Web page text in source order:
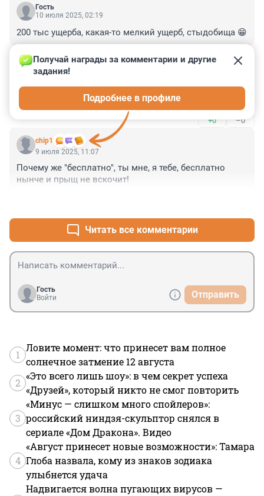
Гость
10 июля 2025, 02:19
200 тыс ущерба, какая-то мелкий ущерб, стыдобища 😁
–0
Гость
Утратил доверие
+0 –0
chip1
Получай награды за комментарии и другие
задания!
Подробнее в профиле
9 июля 2025, 11:07
Почему же "бесплатно", ты мне, я тебе, бесплатно
нынче и прыщ не вскочит!
Читать все комментарии
Гость
Войти
Отправить
1
Ловите момент: что принесет вам полное
солнечное затмение 12 августа
2
«Это всего лишь шоу»: в чем секрет успеха
«Друзей», который никто не смог повторить
3
«Минус — слишком много спойлеров»:
российский ниндзя-скульптор снялся в
сериале «Дом Дракона». Видео
4
«Август принесет новые возможности»: Тамара
Глоба назвала, кому из знаков зодиака
улыбнется удача
Надвигается волна пугающих вирусов —